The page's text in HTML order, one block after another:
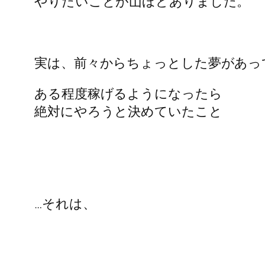
実は、前々からちょっとした夢があ
ある程度稼げるようになったら
絶対にやろうと決めていたこと
…それは、